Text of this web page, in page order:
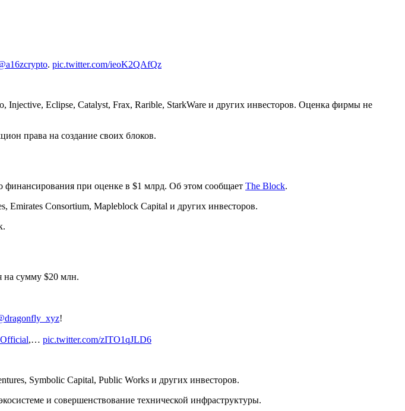
. pic.twitter.com/ieoK2QAfQz
Injective, Eclipse, Catalyst, Frax, Rarible, StarkWare и других инвесторов. Оценка фирмы не
права на создание своих блоков.
финансирования при оценке в $1 млрд. Об этом сообщает The Block.
Emirates Consortium, Mapleblock Capital и других инвесторов.
на сумму $20 млн.
!
,… pic.twitter.com/zITO1qJLD6
Symbolic Capital, Public Works и других инвесторов.
и совершенствование технической инфраструктуры.